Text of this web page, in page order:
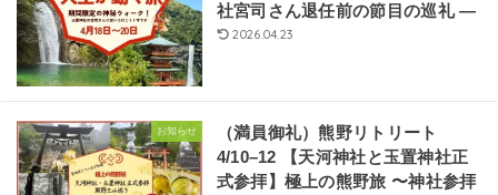
社宮司さん退任前の節目の巡礼 ―
2026.04.23
お知らせ
（満員御礼）熊野リトリート
4/10–12 【天河神社と玉置神社正
式参拝】極上の熊野旅 〜神社参拝